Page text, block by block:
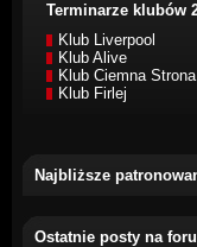
Terminarze klubów
Klub Liverpool
Klub Alive
Klub Ciemna
Klub Firlej
Najbliższe
Ostatnie posty na